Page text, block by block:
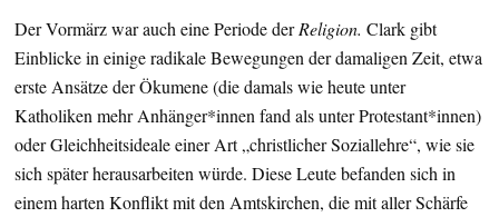
Der Vormärz war auch eine Periode derReligion. Clark gibt
Einblicke in einige radikale Bewegungen der damaligen Zeit, etwa
erste Ansätze der Ökumene (die damals wie heute unter
Katholiken mehr Anhänger*innen fand als unter Protestant*innen)
oder Gleichheitsideale einer Art „christlicher Soziallehre“, wie sie
sich später herausarbeiten würde. Diese Leute befanden sich in
einem harten Konflikt mit den Amtskirchen, die mit aller Schärfe